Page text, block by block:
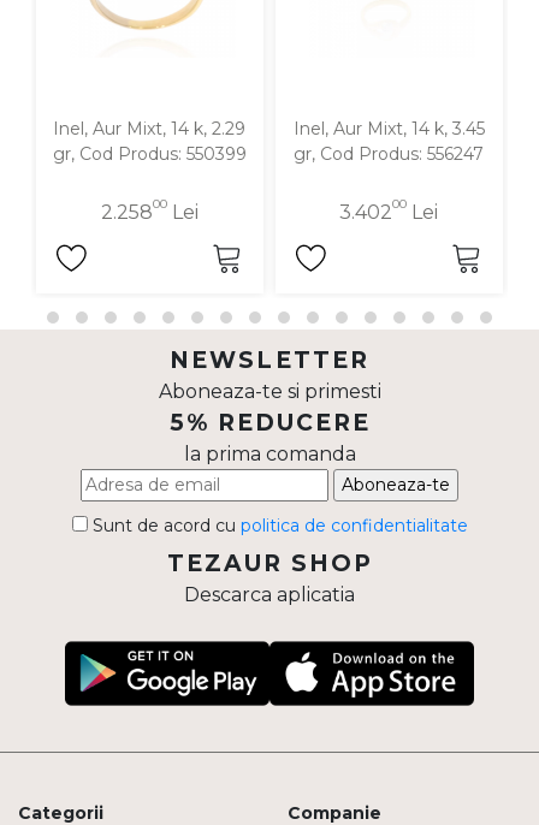
Inel, Aur Mixt, 14 k, 2.29
gr, Cod Produs: 550399
2.25800Lei
Inel, Aur Mixt, 14 k, 3.45
gr, Cod Produs: 556247
3.40200 Lei
NEWSLETTER
Aboneaza-te si primesti
5% REDUCERE
la prima comanda
Aboneaza-te
Sunt de acord cu politica de confidentialitate
TEZAUR SHOP
Descarca aplicatia
Categorii Companie